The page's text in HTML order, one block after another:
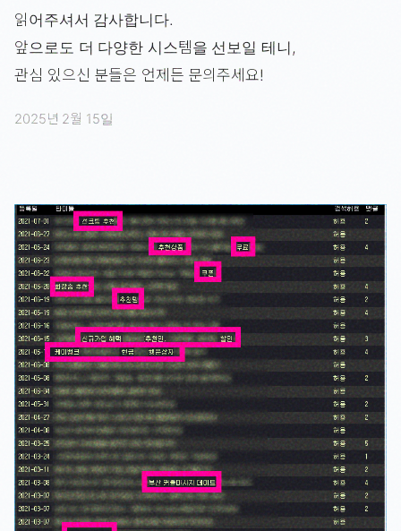
읽어주셔서 감사합니다.
앞으로도 더 다양한 시스템을 선보일 테니,
관심 있으신 분들은 언제든 문의주세요!
2025년 2월 15일